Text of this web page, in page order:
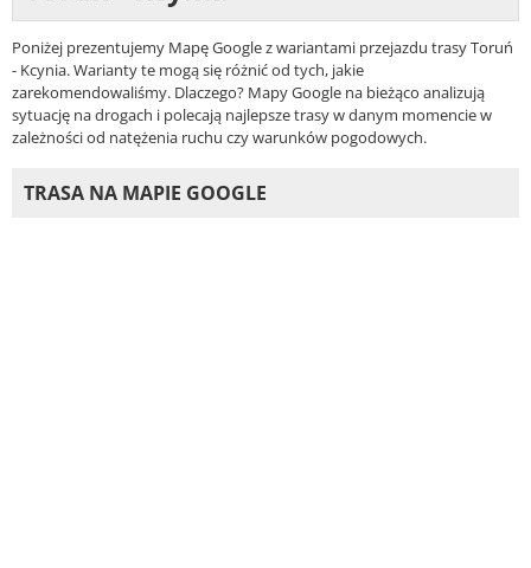
Poniżej prezentujemy Mapę Google z wariantami przejazdu trasy Toruń
- Kcynia. Warianty te mogą się różnić od tych, jakie
zarekomendowaliśmy. Dlaczego? Mapy Google na bieżąco analizują
sytuację na drogach i polecają najlepsze trasy w danym momencie w
zależności od natężenia ruchu czy warunków pogodowych.
TRASA NA MAPIE GOOGLE